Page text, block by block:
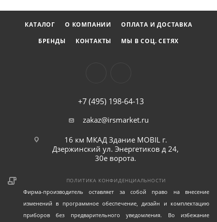
любых работах с крепежом.
КАТАЛОГ О КОМПАНИИ
ОПЛАТА И ДОСТАВКА
БРЕНДЫ
КОНТАКТЫ МЫ В СОЦ. СЕТЯХ
+7 (495) 198-64-13
zakaz@irsmarket.ru
16 км МКАД Здание MOBIL г.
Дзержинский ул. Энергетиков д 24,
30е ворота.
ПОЛИТИКА КОНФИДЕНЦИАЛЬНОСТИ
Фирма-производитель оставляет за собой право на внесение
изменений в программное обеспечение, дизайн и комплектацию
приборов без предварительного уведомления. Во избежание